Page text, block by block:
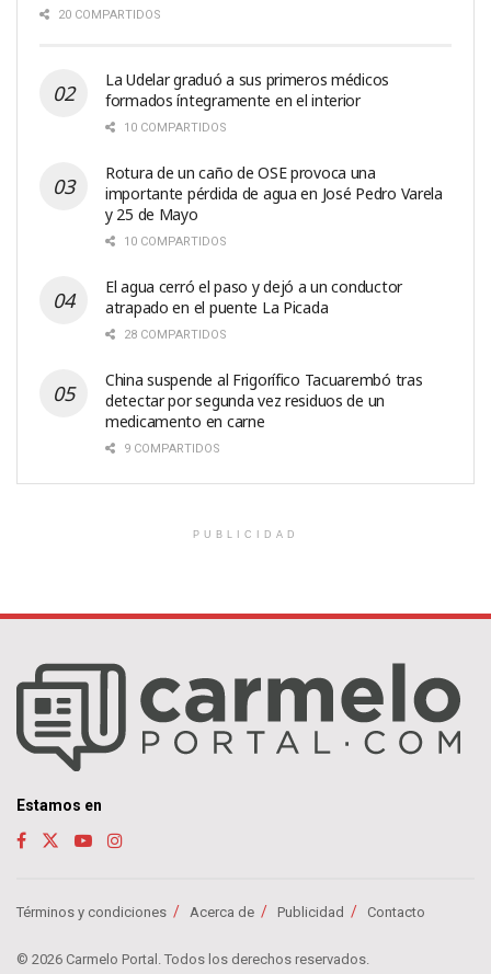
20 COMPARTIDOS
La Udelar graduó a sus primeros médicos
formados íntegramente en el interior
10 COMPARTIDOS
Rotura de un caño de OSE provoca una
importante pérdida de agua en José Pedro Varela
y 25 de Mayo
10 COMPARTIDOS
El agua cerró el paso y dejó a un conductor
atrapado en el puente La Picada
28 COMPARTIDOS
China suspende al Frigorífico Tacuarembó tras
detectar por segunda vez residuos de un
medicamento en carne
9 COMPARTIDOS
PUBLICIDAD
Estamos en
Términos y condiciones Acerca de Publicidad Contacto
© 2026 Carmelo Portal. Todos los derechos reservados.